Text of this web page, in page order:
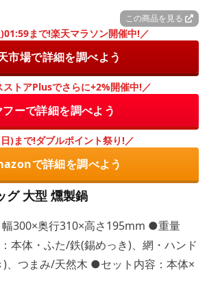
この商品を見る
まで!楽天マラソン開催中!／
市場で詳細を調べよう
ストアPlusでさらに+2%開催中!／
フーで詳細を調べよう
)まで!ダブルポイント祭り!／
で詳細を調べよう
グ 大型 燻製鍋
300×奥行310×高さ195mm ●重量
本体・ふた/鉄(錫めっき)、網・ハンド
、つまみ/天然木 ●セット内容：本体×